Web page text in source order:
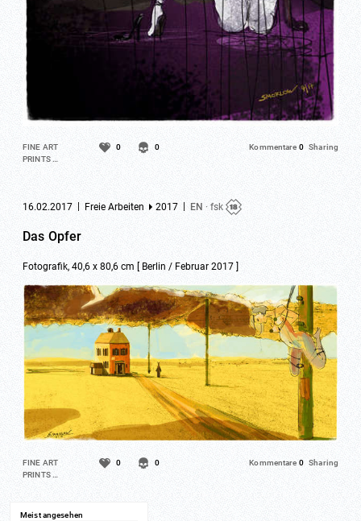
FINE ART
PRINTS …
0 0 Kommentare 0 Sharing
16.02.2017 Freie Arbeiten 2017 EN · fsk
Das Opfer
Fotografik, 40,6 x 80,6 cm [ Berlin / Februar 2017 ]
FINE ART
PRINTS …
0 0 Kommentare 0 Sharing
Meist angesehen